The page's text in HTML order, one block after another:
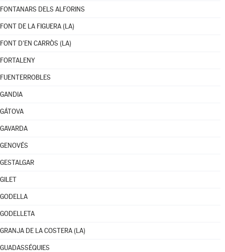
FONTANARS DELS ALFORINS
FONT DE LA FIGUERA (LA)
FONT D'EN CARRÒS (LA)
FORTALENY
FUENTERROBLES
GANDIA
GÁTOVA
GAVARDA
GENOVÉS
GESTALGAR
GILET
GODELLA
GODELLETA
GRANJA DE LA COSTERA (LA)
GUADASSÉQUIES